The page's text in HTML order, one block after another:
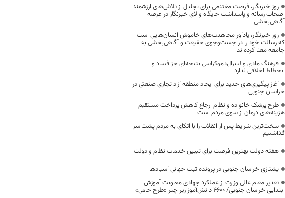
روز خبرنگار، فرصت مغتنمی برای تجلیل از تلاش‌های ارزشمند
اصحاب رسانه و پاسداشت جایگاه والای خبرنگار در عرصه
آگاهی‌بخشی
روز خبرنگار، یادآور مجاهدت‌های خاموش انسان‌هایی است
که رسالت خود را در جست‌وجوی حقیقت و آگاهی‌بخشی به
جامعه معنا کرده‌اند
فرهنگ مادی و لیبرال‌دموکراسی نتیجه‌ای جز فساد و
انحطاط اخلاقی ندارد
آغاز پیگیری‌های جدید برای ایجاد منطقه آزاد تجاری صنعتی در
خراسان جنوبی
طرح پزشک خانواده و نظام ارجاع کاهش پرداخت مستقیم
هزینه‌های درمان از سوی مردم است
سخت‌ترین شرایط پس از انقلاب را با اتکای به مردم پشت سر
گذاشتیم
هفته دولت بهترین فرصت برای تبیین خدمات نظام و دولت
یشتازی خراسان جنوبی در پرونده ثبت جهانی آسبادها
تقدیر مقام عالی وزارت از عملکرد جهادی معاونت آموزش
ابتدایی خراسان جنوبی/ ۴۶۰۰ دانش‌آموز زیر چتر «طرح حامی»